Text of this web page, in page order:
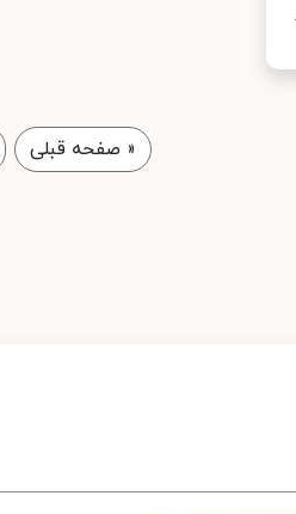
« صفحه قبلی